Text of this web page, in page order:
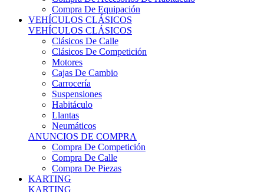
VEHÍCULOS CLÁSICOS
VEHÍCULOS CLÁSICOS
Clásicos De Calle
Clásicos De Competición
Motores
Cajas De Cambio
Carrocería
Suspensiones
Habitáculo
Llantas
Neumáticos
ANUNCIOS DE COMPRA
Compra De Competición
Compra De Calle
Compra De Piezas
KARTING
KARTING
Karts Completos Alevín